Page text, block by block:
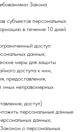
Закона
субъектов персональных
в течение 10 дней
доступ
данных;
меры для защиты
доступа к ним,
предоставления,
иных неправомерных
доступ)
персональные данные
данных;
о персональных